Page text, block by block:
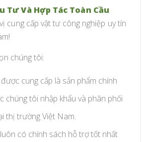
Tư Và Hợp Tác Toàn Cầu
cung cấp vật tư công nghiệp uy tín
chúng tôi:
cung cấp là sản phẩm chính
chúng tôi nhập khẩu và phân phối
thị trường Việt Nam.
có chính sách hỗ trợ tốt nhất